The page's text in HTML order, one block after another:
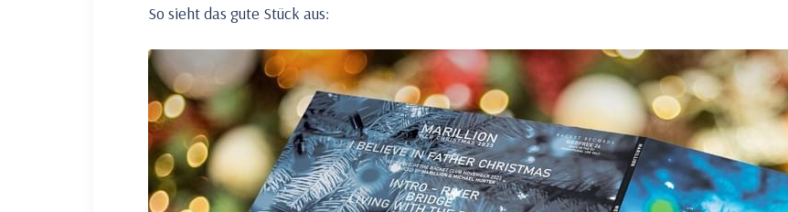
So sieht das gute Stück aus: